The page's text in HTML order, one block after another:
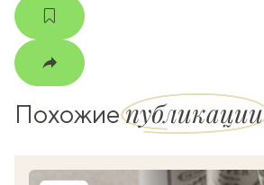
Похожиепубликации